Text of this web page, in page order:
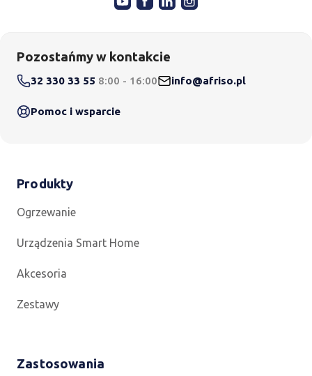
Pozostańmy w kontakcie
32 330 33 55 8:00 - 16:00 info@afriso.pl
Pomoc i wsparcie
Produkty
Ogrzewanie
Urządzenia Smart Home
Akcesoria
Zestawy
Zastosowania